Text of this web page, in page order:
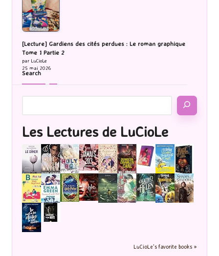
[Lecture] Gardiens des cités perdues : Le roman graphique
Tome 1 Partie 2
par LuCioLe
25 mai 2026
Search
Les Lectures de LuCioLe
LuCioLe's favorite books »